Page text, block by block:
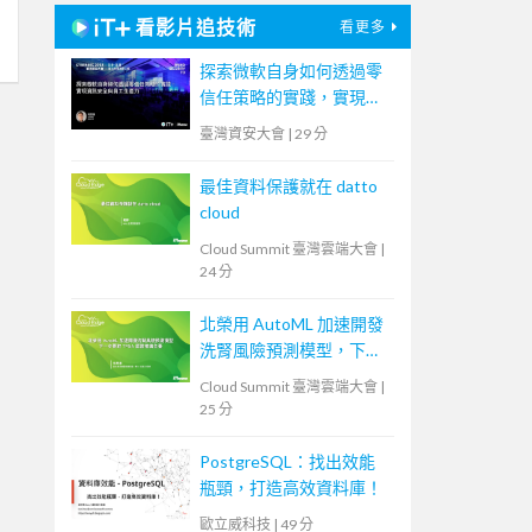
看影片追技術 看更多
探索微軟自身如何透過零
信任策略的實踐，實現資
訊安全與員工生產力
臺灣資安大會 | 29 分
最佳資料保護就在 datto
cloud
Cloud Summit 臺灣雲端大會 |
24 分
北榮用 AutoML 加速開發
洗腎風險預測模型，下一
步要取 TFDA 認證推廣全
臺
Cloud Summit 臺灣雲端大會 |
25 分
PostgreSQL：找出效能
瓶頸，打造高效資料庫！
歐立威科技 | 49 分